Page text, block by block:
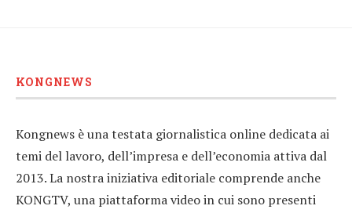
KONGNEWS
Kongnews è una testata giornalistica online dedicata ai
temi del lavoro, dell’impresa e dell’economia attiva dal
2013. La nostra iniziativa editoriale comprende anche
KONGTV, una piattaforma video in cui sono presenti